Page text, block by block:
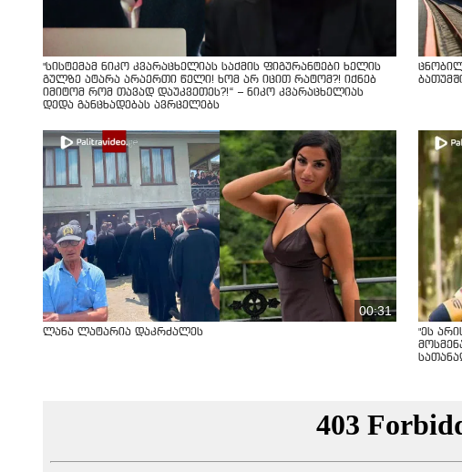
"სისტემამ ნიკო კვარაცხელიას საქმის ფიგურანტები ხელის
გულზე ატარა არაერთი წელი! ხომ არ იცით რატომ?! იქნებ
იმიტომ რომ თავად დაუკვეთეს?!“ – ნიკო კვარაცხელიას
დედა განცხადებას ავრცელებს
00:31
ლანა ლატარია დაკრძალეს
"ეს